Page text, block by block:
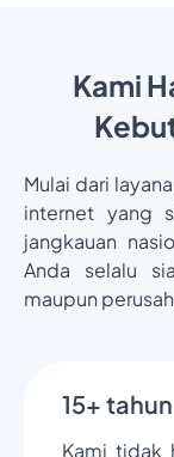
Kami
Mulai dari
internet yang
jangkauan
Anda selalu
maupun
15+
Kami tidak